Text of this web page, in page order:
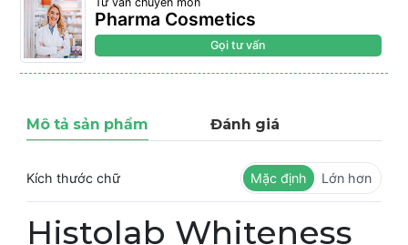
Pharma Cosmetics
Gọi tư vấn
Mô tả sản phẩm Đánh giá
Kích thước chữ Mặc định Lớn hơn
Histolab Whiteness